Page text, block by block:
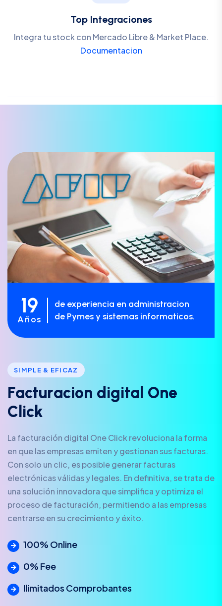
Top Integraciones
Integra tu stock con Mercado Libre & Market Place.
Documentacion
19
Años
de experiencia en administracion
de Pymes y sistemas informaticos.
SIMPLE & EFICAZ
Facturacion d igita One
C ick
La facturación digital One Click revoluciona la forma
en que las empresas emiten y gestionan sus facturas.
Con solo un clic, es posible generar facturas
electrónicas válidas y legales. En definitiva, se trata de
una solución innovadora que simplifica y optimiza el
proceso de facturación, permitiendo a las empresas
centrarse en su crecimiento y éxito.
100% Online
0% Fee
Ilimitados Comprobantes